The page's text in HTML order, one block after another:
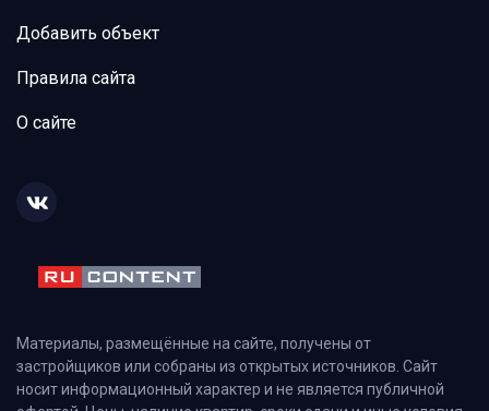
Добавить объект
Правила сайта
О сайте
Материалы, размещённые на сайте, получены от
застройщиков или собраны из открытых источников. Сайт
носит информационный характер и не является публичной